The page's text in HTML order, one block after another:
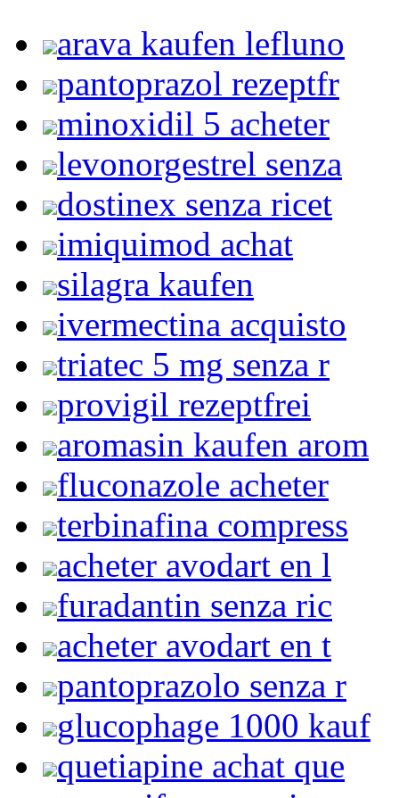
arava kaufen lefluno
pantoprazol rezeptfr
minoxidil 5 acheter
levonorgestrel senza
dostinex senza ricet
imiquimod achat
silagra kaufen
ivermectina acquisto
triatec 5 mg senza r
provigil rezeptfrei
aromasin kaufen arom
fluconazole acheter
terbinafina compress
acheter avodart en l
furadantin senza ric
acheter avodart en t
pantoprazolo senza r
glucophage 1000 kauf
quetiapine achat que